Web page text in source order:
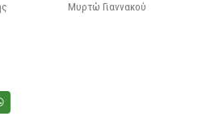
Μυρτώ Γιαννακού